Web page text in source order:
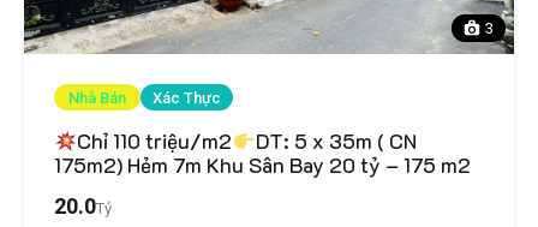
3
Nhà Bán Xác Thực
Chỉ 110 triệu/m2
DT: 5 x 35m ( CN
175m2) Hẻm 7m Khu Sân Bay 20 tỷ – 175 m2
20.0Tỷ